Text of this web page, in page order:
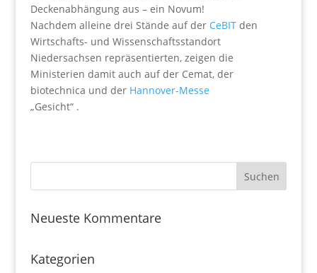
Deckenabhängung aus – ein Novum!
Nachdem alleine drei Stände auf der CeBITden
Wirtschafts- und Wissenschaftsstandort
Niedersachsen repräsentierten, zeigen die
Ministerien damit auch auf der Cemat, der
biotechnica und der Hannover-Messe
„Gesicht“ .
Neueste Kommentare
Kategorien